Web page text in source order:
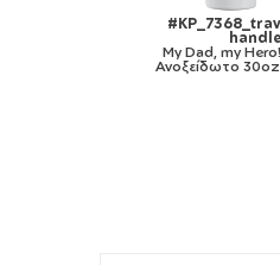
gold
My Dad, my
κεραμική, χρυσή